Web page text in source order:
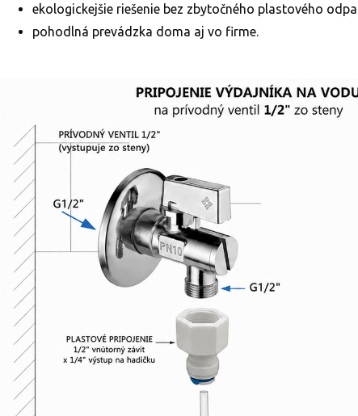
ekologickejšie riešenie bez zbytočného plastového
pohodlná prevádzka doma aj vo firme.